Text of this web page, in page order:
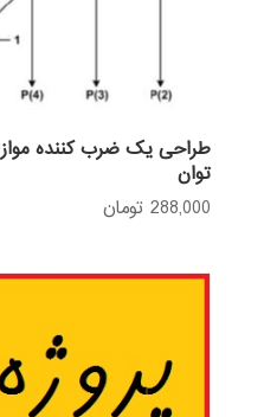
طراحی یک ضرب کننده
توان
288,000 تومان